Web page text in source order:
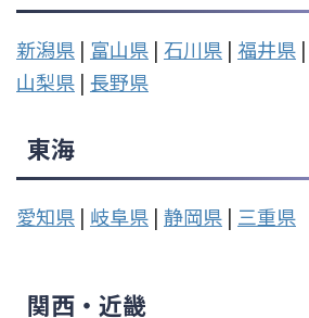
新潟県 | 富山県 | 石川県 | 福井県 |
山梨県 | 長野県
東海
愛知県 | 岐阜県 | 静岡県 | 三重県
関西・近畿